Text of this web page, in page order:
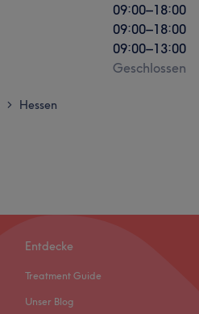
09:00–18:00
09:00–18:00
09:00–13:00
Geschlossen
> Hessen
Entdecke
Treatment Guide
Unser Blog